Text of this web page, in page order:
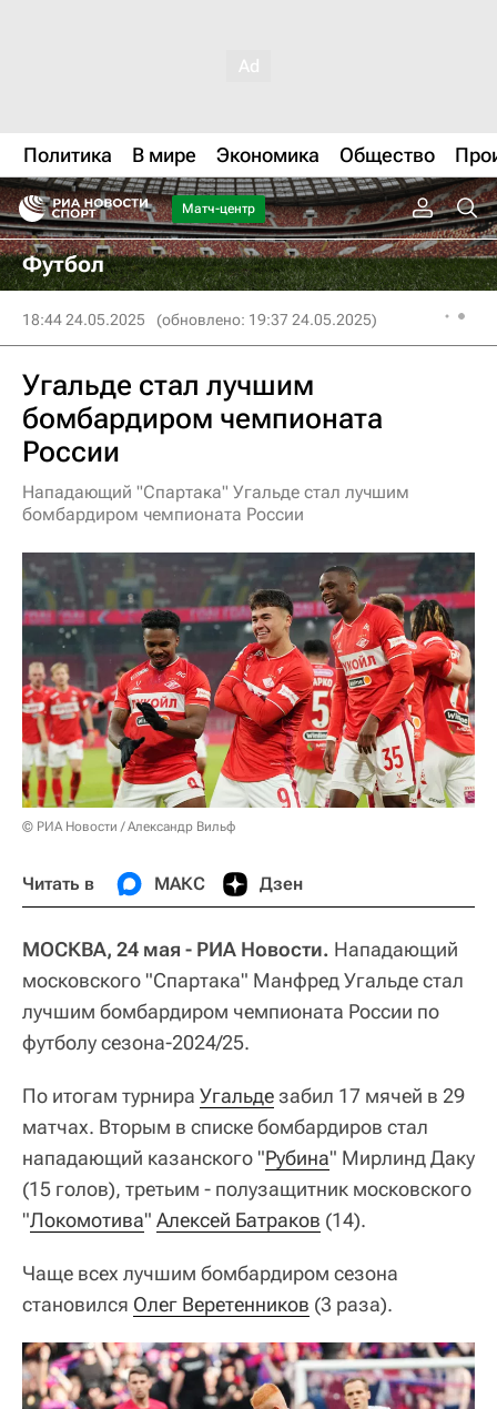
Политика В мире Экономика Общество
Матч-центр
Футбол
18:44 24.05.2025 (обновлено: 19:37 24.05.2025)
Угальде стал лучшим
бомбардиром чемпионата
России
Нападающий "Спартака" Угальде стал лучшим
бомбардиром чемпионата России
© РИА Новости / Александр Вильф
Читать в МАКС Дзен
МОСКВА, 24 мая - РИА Новости. Нападающий
московского "Спартака" Манфред Угальде стал
лучшим бомбардиром чемпионата России по
футболу сезона-2024/25.
По итогам турнира Угальдезабил 17 мячей в 29
матчах. Вторым в списке бомбардиров стал
нападающий казанского "Рубина" Мирлинд Даку
(15 голов), третьим - полузащитник московского
"Локомотива" Алексей Батраков (14).
Чаще всех лучшим бомбардиром сезона
становился Олег Веретенников (3 раза).